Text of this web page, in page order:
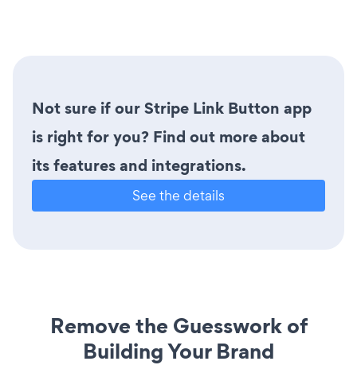
Not sure if our Stripe Link Button app
is right for you? Find out more about
its features and integrations.
See the details
Remove the Guesswork of
Building Your Brand